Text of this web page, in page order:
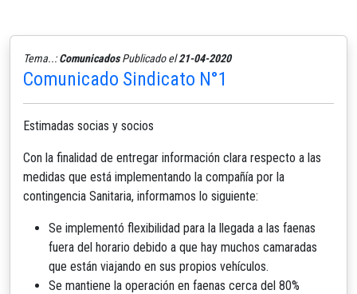
Tema..:ComunicadosPublicado el21-04-2020
Comunicado Sindicato N°1
Estimadas socias y socios
Con la finalidad de entregar información clara respecto a las
medidas que está implementando la compañía por la
contingencia Sanitaria, informamos lo siguiente:
Se implementó flexibilidad para la llegada a las faenas
fuera del horario debido a que hay muchos camaradas
que están viajando en sus propios vehículos.
Se mantiene la operación en faenas cerca del 80%